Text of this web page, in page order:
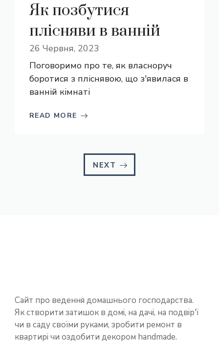
Як позбутися
плісняви в ванній
26 Червня, 2023
Поговоримо про те, як власноруч
боротися з пліснявою, що з'явилася в
ванній кімнаті
READ MORE
NEXT
Сайт про ведення домашнього господарства.
Як створити затишок в домі, на дачі, на подвір'ї
чи в саду своїми руками, зробити ремонт в
квартирі чи оздобити декором handmade.